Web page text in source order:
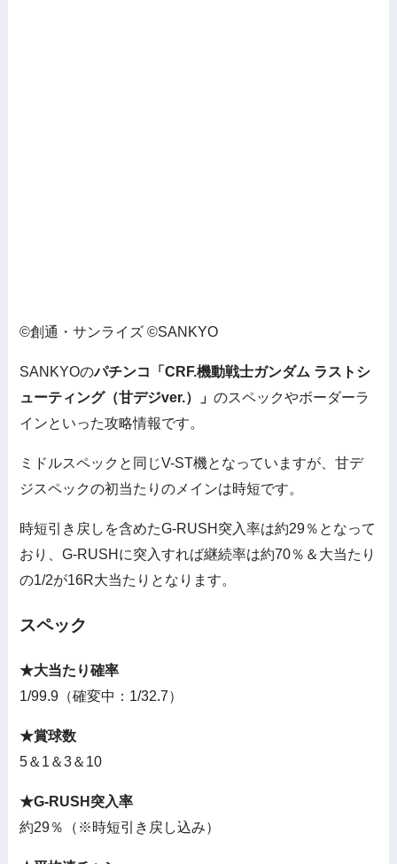
©創通・サンライズ ©SANKYO
SANKYOのパチンコ「CRF.機動戦士ガンダム ラストシ
ューティング（甘デジver.）」のスペックやボーダーラ
インといった攻略情報です。
ミドルスペックと同じV-ST機となっていますが、甘デ
ジスペックの初当たりのメインは時短です。
時短引き戻しを含めたG-RUSH突入率は約29％となって
おり、G-RUSHに突入すれば継続率は約70％＆大当たり
の1/2が16R大当たりとなります。
スペック
★大当たり確率
1/99.9（確変中：1/32.7）
★賞球数
5＆1＆3＆10
★G-RUSH突入率
約29％（※時短引き戻し込み）